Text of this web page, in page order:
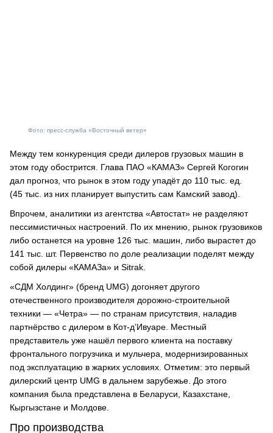
Фото: пресс-служба «Восточный ветер»
Между тем конкуренция среди дилеров грузовых машин в
этом году обострится. Глава ПАО «КАМАЗ» Сергей Когогин
дал прогноз, что рынок в этом году упадёт до 110 тыс. ед.
(45 тыс. из них планирует выпустить сам Камский завод).
Впрочем, аналитики из агентства «Автостат» не разделяют
пессимистичных настроений. По их мнению, рынок грузовиков
либо останется на уровне 126 тыс. машин, либо вырастет до
141 тыс. шт. Первенство по доле реализации поделят между
собой дилеры «КАМАЗа» и Sitrak.
«СДМ Холдинг» (бренд UMG) догоняет другого
отечественного производителя дорожно-строительной
техники — «Четра» — по странам присутствия, наладив
партнёрство с дилером в Кот-д’Ивуаре. Местный
представитель уже нашёл первого клиента на поставку
фронтального погрузчика и мульчера, модернизированных
под эксплуатацию в жарких условиях. Отметим: это первый
дилерский центр UMG в дальнем зарубежье. До этого
компания была представлена в Беларуси, Казахстане,
Кыргызстане и Молдове.
Про производства